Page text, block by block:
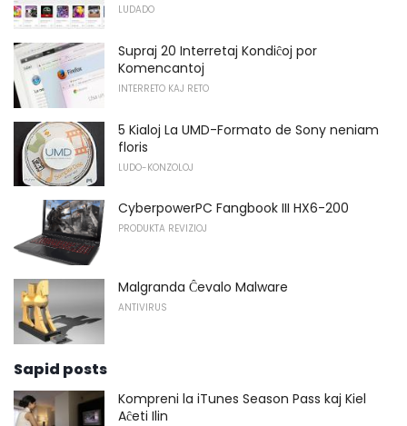
LUDADO
Supraj 20 Interretaj Kondiĉoj por
Komencantoj
INTERRETO KAJ RETO
5 Kialoj La UMD-Formato de Sony neniam
floris
LUDO-KONZOLOJ
CyberpowerPC Fangbook III HX6-200
PRODUKTA REVIZIOJ
Malgranda Ĉevalo Malware
ANTIVIRUS
Sapid posts
Kompreni la iTunes Season Pass kaj Kiel
Aĉeti Ilin